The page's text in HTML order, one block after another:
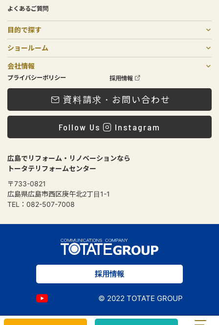
よくあるご質問
目的で探す
戸建てリノベーション マンションリフォーム・リノベーション
二世帯リフォーム 増築リノベーション・リフォーム
リフォーム 非住宅リノベーション
中古物件購入×リノベーション 費用について
住宅売却
ショールーム
SOGOリノベスタジオ 庚午店・北店
会社情報
会社概要 スタッフ紹介
メンテナンスについて ローンプラン
プライバシーポリシー 採用情報
資料請求・お問い合わせ
Follow Us Instagram
広島でリフォーム・リノベーションなら
トータテリフォームセンター
〒733-0821
広島県広島市西区庚午北2丁目1-1
TEL：082-507-7008
採用情報
© 2022 TOTATE GROUP